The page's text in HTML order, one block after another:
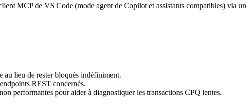
MCP de VS Code (mode agent de Copilot et assistants compatibles) via un
au lieu de rester bloqués indéfiniment.
REST concernés.
performantes pour aider à diagnostiquer les transactions CPQ lentes.